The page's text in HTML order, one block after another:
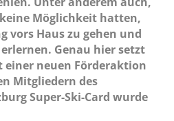
Möglichkeit hatten,
vors Haus zu gehen und
Genau hier setzt
einer neuen Förderaktion
Mitgliedern des
Super-Ski-Card wurde